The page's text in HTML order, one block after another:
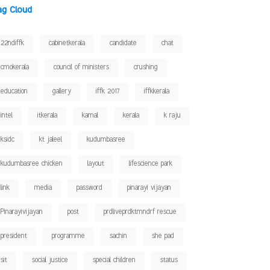
Cloud
22ndiffk cabinetkerala candidate chat
cmokerala council of ministers crushing
education gallery iffk 2017 iffkkerala
intel itkerala kamal kerala k raju
ksidc kt jaleel kudumbasree
kudumbasree chicken layout lifescience park
link media password pinarayi vijayan
Pinarayivijayan post prdliveprdktmndrf rescue
president programme sachin she pad
sit social justice special children status